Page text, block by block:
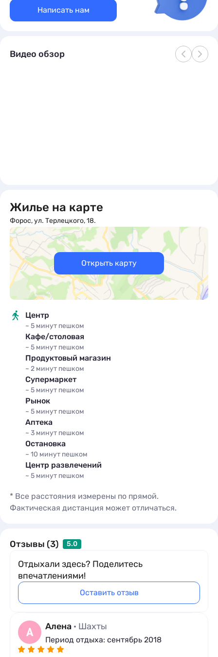
2 двуспальные кровати и 1 диван-кровать
Написать нам
Видео обзор
Жилье на карте
Форос, ул. Терлецкого, 18.
Открыть карту
Центр
~ 5 минут пешком
Кафе/столовая
~ 5 минут пешком
Продуктовый магазин
~ 2 минут пешком
Супермаркет
~ 5 минут пешком
Рынок
~ 5 минут пешком
Аптека
~ 3 минут пешком
Остановка
~ 10 минут пешком
Центр развлечений
~ 5 минут пешком
* Все расстояния измерены по прямой.
Фактическая дистанция может отличаться.
Отзывы (3) 5.0
Отдыхали здесь? Поделитесь
впечатлениями!
Оставить отзыв
А Алена · Шахты
Период отдыха: сентябрь 2018